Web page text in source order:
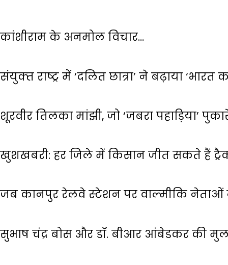
कांशीराम के अनमोल विचार…
संयुक्‍त राष्‍ट्र में ‘दलित छात्रा’ ने बढ़ाया ‘भारत
शूरवीर तिलका मांझी, जो ‘जबरा पहाड़िया’
खुशखबरी: हर जिले में किसान जीत सकते हैं
जब कानपुर रेलवे स्‍टेशन पर वाल्‍मीकि नेताओं ने
सुभाष चंद्र बोस और डॉ. बीआर आंबेडकर की